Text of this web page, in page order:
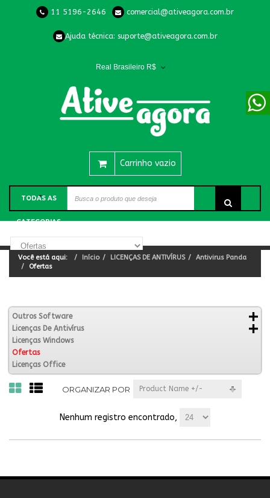
11 5196-2646 comercial@ativeagora.com.br
Ajuda técnica: suporte@ativeagora.com.br
Real Brasileiro R$
Carrinho vazio
TODAS AS
CATEGORIAS
Você está aqui: Início LICENÇAS DE ANTIVÍRUS
Antivirus Panda
Ofertas
Outros Software
Licenças De Antivírus
Licenças Windows
Ofertas
Licenças Office
ORGANIZAR POR Product Name +/-
Nenhum registro encontrado,